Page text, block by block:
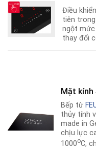
Điều
tiên
ngột
thay đổi
Mặt kính
Bếp từ
thủy tính
made in
chịu lực
1000oC,